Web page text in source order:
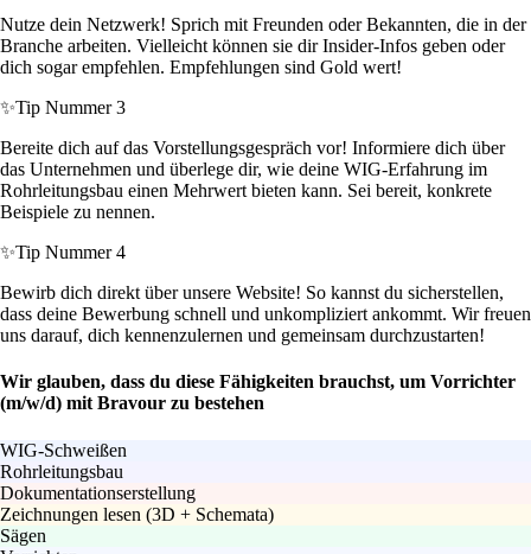
Nutze dein Netzwerk! Sprich mit Freunden oder Bekannten, die in der
Branche arbeiten. Vielleicht können sie dir Insider-Infos geben oder
dich sogar empfehlen. Empfehlungen sind Gold wert!
✨Tip Nummer 3
Bereite dich auf das Vorstellungsgespräch vor! Informiere dich über
das Unternehmen und überlege dir, wie deine WIG-Erfahrung im
Rohrleitungsbau einen Mehrwert bieten kann. Sei bereit, konkrete
Beispiele zu nennen.
✨Tip Nummer 4
Bewirb dich direkt über unsere Website! So kannst du sicherstellen,
dass deine Bewerbung schnell und unkompliziert ankommt. Wir freuen
uns darauf, dich kennenzulernen und gemeinsam durchzustarten!
Wir glauben, dass du diese Fähigkeiten brauchst, um Vorrichter
(m/w/d) mit Bravour zu bestehen
WIG-Schweißen
Rohrleitungsbau
Dokumentationserstellung
Zeichnungen lesen (3D + Schemata)
Sägen